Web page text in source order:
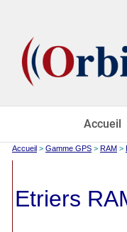
Accueil
Accueil > Gamme GPS > RAM >
Etriers